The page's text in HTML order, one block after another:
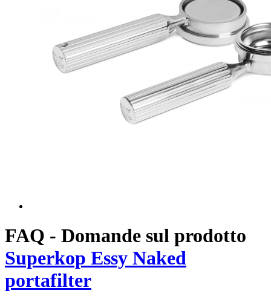
FAQ - Domande sul prodotto
Superkop Essy Naked
portafilter